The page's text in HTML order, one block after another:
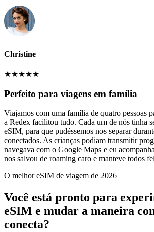
Christine
★★★★★
Perfeito para viagens em família
Viajamos com uma família de quatro pessoas
a Redex facilitou tudo. Cada um de nós tinha
eSIM, para que pudéssemos nos separar
conectados. As crianças podiam transmitir
navegava com o Google Maps e eu
nos salvou de roaming caro e manteve todos
O melhor eSIM de viagem de 2026
Você está pronto para
eSIM e mudar a maneira
conecta?